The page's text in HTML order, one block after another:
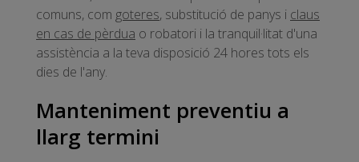
comuns, com goteres, substitució de panys i claus
en cas de pèrdua o robatori i la tranquil·litat d'una
assistència a la teva disposició 24 hores tots els
dies de l'any.
Manteniment preventiu a
llarg termini